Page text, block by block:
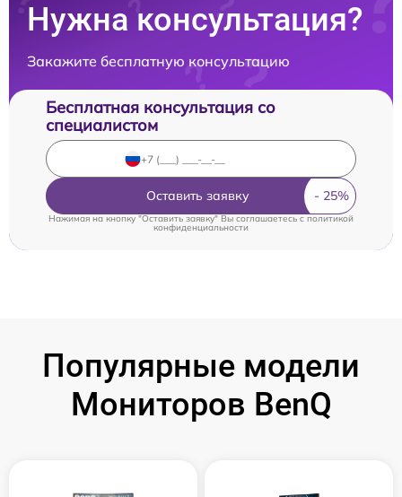
Нужна консультация?
Закажите бесплатную консультацию
Бесплатная консультация со
специалистом
Оставить заявку
Нажимая на кнопку "Оставить заявку" Вы соглашаетесь c политикой
конфиденциальности
Популярные модели
Мониторов BenQ